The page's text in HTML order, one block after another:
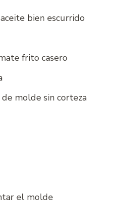
bien escurrido
frito casero
molde sin corteza
el molde